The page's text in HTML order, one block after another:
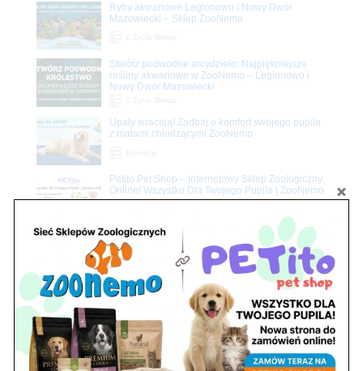
Ryby akwariowe Legionowo i Nowy Dwór
Mazowiecki – Sklep ZooNemo
Stwórz podwodne arcydzieło: Najpiękniejsze
rośliny akwariowe w ZooNemo – Legionowo i
Nowy Dwór Mazowiecki
Upały wracają! Zadbaj o komfort swojego pupila
z matami chłodzącymi ZooNemo
Petito Pet Shop – Internetowy Sklep Zoologiczny
Online! Wszystko Dla Twojego Pupila | ZooNemo
Znajdź nas
Adres
05-120 Legionowo
ul. Piłsudskiego 31,
pawilon 134
tel./fax. 22 784 71 96